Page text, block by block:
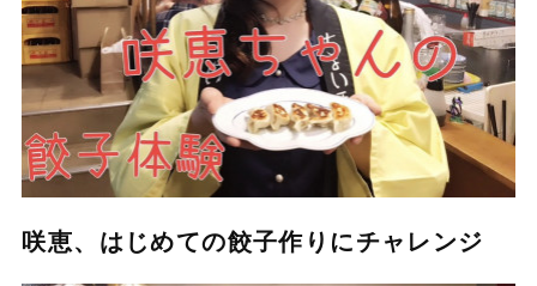
咲恵、はじめての餃子作りにチャレンジ